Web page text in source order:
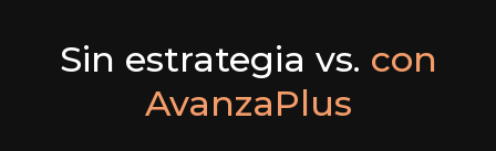
Sin estrategia vs. con
AvanzaPlus